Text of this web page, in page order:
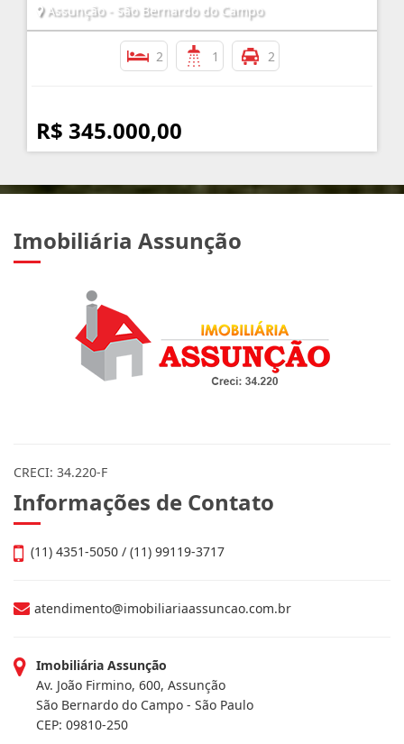
Assunção - São Bernardo do Campo
2 1 2
R$ 345.000,00
Imobiliária Assunção
CRECI: 34.220-F
Informações de Contato
(11) 4351-5050 / (11) 99119-3717
atendimento@imobiliariaassuncao.com.br
Imobiliária Assunção
Av. João Firmino, 600, Assunção
São Bernardo do Campo - São Paulo
CEP: 09810-250